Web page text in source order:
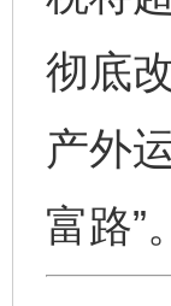
彻底
产外
富路”。